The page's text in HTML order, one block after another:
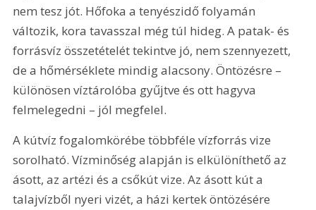
nem tesz jót. Hőfoka a tenyészidő folyamán
változik, kora tavasszal még túl hideg. A patak- és
forrásvíz összetételét tekintve jó, nem szennyezett,
de a hőmérséklete mindig alacsony. Öntözésre –
különösen víztárolóba gyűjtve és ott hagyva
felmelegedni – jól megfelel.
A kútvíz fogalomkörébe többféle vízforrás vize
sorolható. Vízminőség alapján is elkülöníthető az
ásott, az artézi és a csőkút vize. Az ásott kút a
talajvízből nyeri vizét, a házi kertek öntözésére